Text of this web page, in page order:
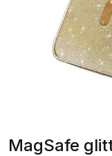
MagSafe